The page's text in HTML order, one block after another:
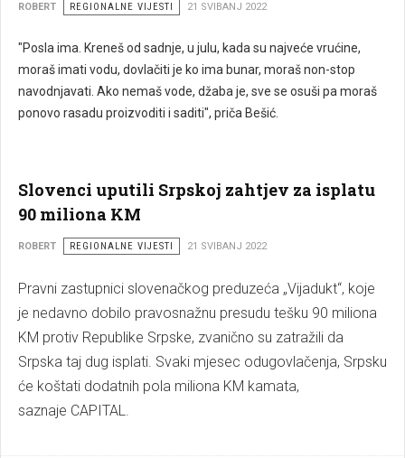
ROBERT REGIONALNE VIJESTI 21 SVIBANJ 2022
"Posla ima. Kreneš od sadnje, u julu, kada su najveće vrućine,
moraš imati vodu, dovlačiti je ko ima bunar, moraš non-stop
navodnjavati. Ako nemaš vode, džaba je, sve se osuši pa moraš
ponovo rasadu proizvoditi i saditi", priča Bešić.
Slovenci uputili Srpskoj zahtjev za isplatu
90 miliona KM
ROBERT REGIONALNE VIJESTI 21 SVIBANJ 2022
Pravni zastupnici slovenačkog preduzeća „Vijadukt“, koje
je nedavno dobilo pravosnažnu presudu tešku 90 miliona
KM protiv Republike Srpske, zvanično su zatražili da
Srpska taj dug isplati. Svaki mjesec odugovlačenja, Srpsku
će koštati dodatnih pola miliona KM kamata,
saznaje CAPITAL.